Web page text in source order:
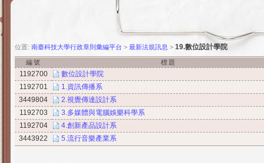
位置: 南臺科技大學行政章則彙編平台 > 最新法規訊息 > 19.數位設計學院
編號 標題
1192700
數位設計學院
1192701
1.資訊傳播系
3449804
2.視覺傳達設計系
1192703
3.多媒體與電腦娛樂科學系
1192704
4.創新產品設計系
3443922
5.流行音樂產業系